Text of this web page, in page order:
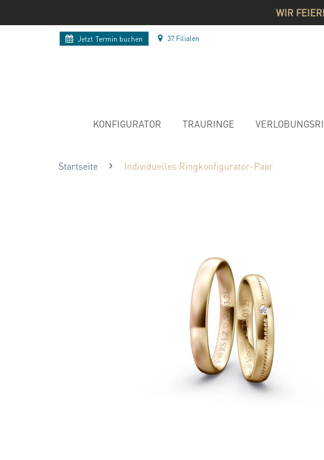
WIR
Jetzt Termin buchen 37 Filialen
KONFIGURATOR TRAURINGE
Startseite Individuelles Ringkonfigurator-Paar